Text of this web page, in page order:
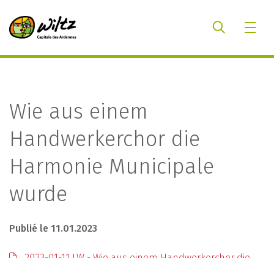
Wie aus einem
Handwerkerchor die
Harmonie Municipale
wurde
Publié le 11.01.2023